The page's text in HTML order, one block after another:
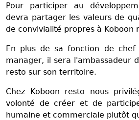
Pour participer au
devra partager les valeurs de
de convivialité propres à Koboon
En plus de sa fonction de
manager, il sera l'ambassadeur
resto sur son territoire.
Chez Koboon resto nous
volonté de créer et de
humaine et commerciale plutôt